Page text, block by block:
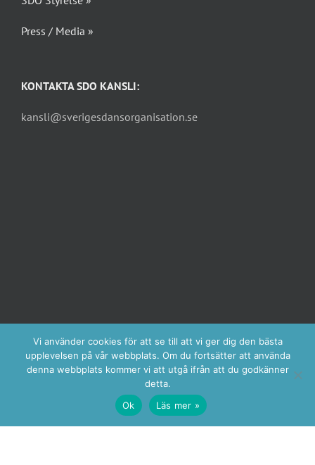
Press / Media »
KONTAKTA SDO KANSLI:
kansli@sverigesdansorganisation.se
Vi använder cookies för att se till att vi ger dig den bästa
upplevelsen på vår webbplats. Om du fortsätter att använda
denna webbplats kommer vi att utgå ifrån att du godkänner
detta.
Ok
Läs mer »